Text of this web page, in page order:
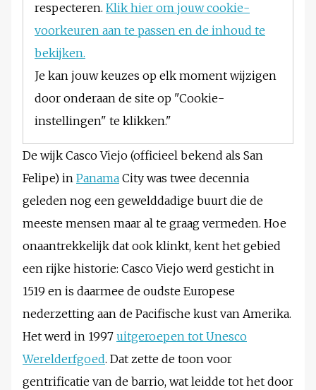
respecteren. Klik hier om jouw cookie-
voorkeuren aan te passen en de inhoud te
bekijken.
Je kan jouw keuzes op elk moment wijzigen
door onderaan de site op "Cookie-
instellingen" te klikken."
De wijk Casco Viejo (officieel bekend als San
Felipe) in Panama City was twee decennia
geleden nog een gewelddadige buurt die de
meeste mensen maar al te graag vermeden. Hoe
onaantrekkelijk dat ook klinkt, kent het gebied
een rijke historie: Casco Viejo werd gesticht in
1519 en is daarmee de oudste Europese
nederzetting aan de Pacifische kust van Amerika.
Het werd in 1997 uitgeroepen tot Unesco
Werelderfgoed. Dat zette de toon voor
gentrificatie van de barrio, wat leidde tot het door